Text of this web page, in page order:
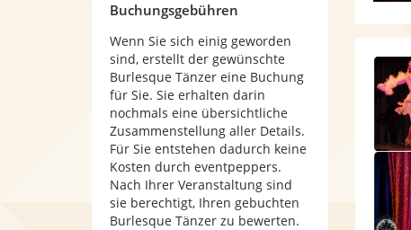
Buchungsgebühren
Wenn Sie sich einig geworden
sind, erstellt der gewünschte
Burlesque Tänzer eine Buchung
für Sie. Sie erhalten darin
nochmals eine übersichtliche
Zusammenstellung aller Details.
Für Sie entstehen dadurch keine
Kosten durch eventpeppers.
Nach Ihrer Veranstaltung sind
sie berechtigt, Ihren gebuchten
Burlesque Tänzer zu bewerten.